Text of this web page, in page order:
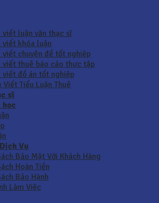
viết luận văn thạc sĩ
viết khóa luận
viết chuyên đề tốt nghiệp
viết thuê báo cáo thực tập
viết đồ án tốt nghiệp
Viết Tiểu Luận Thuê
sĩ
học
Vụ
Bảo Mật Với Khách Hàng
Hoàn Tiền
Bảo Hành
Làm Việc